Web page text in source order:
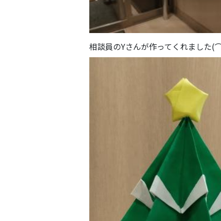
相談員のYさんが作ってくれまし